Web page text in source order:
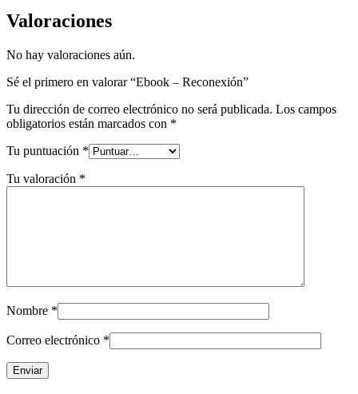
Valoraciones
No hay valoraciones aún.
Sé el primero en valorar “Ebook – Reconexión”
Tu dirección de correo electrónico no será publicada. Los campos
obligatorios están marcados con *
Tu puntuación *
Tu valoración *
Nombre *
Correo electrónico *